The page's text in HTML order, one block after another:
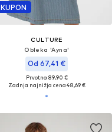
KUPON
CULTURE
Obleka 'Ayna'
Od 67,41 €
Prvotno: 89,90 €
Zadnja najnižja cena48,69 €